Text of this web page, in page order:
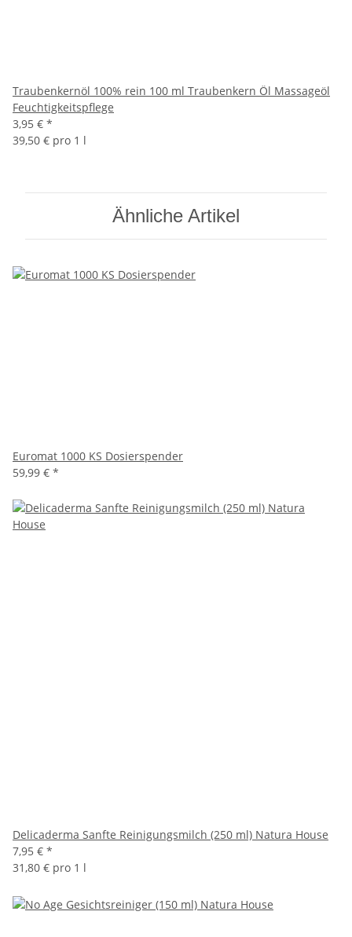
Traubenkernöl 100% rein 100 ml Traubenkern Öl Massageöl
Feuchtigkeitspflege
3,95 € *
39,50 € pro 1 l
Ähnliche Artikel
Euromat 1000 KS Dosierspender
59,99 € *
Delicaderma Sanfte Reinigungsmilch (250 ml) Natura House
7,95 € *
31,80 € pro 1 l